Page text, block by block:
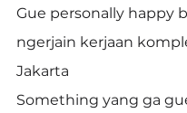
Gue personally happy
ngerjain kerjaan
Jakarta
Something yang ga